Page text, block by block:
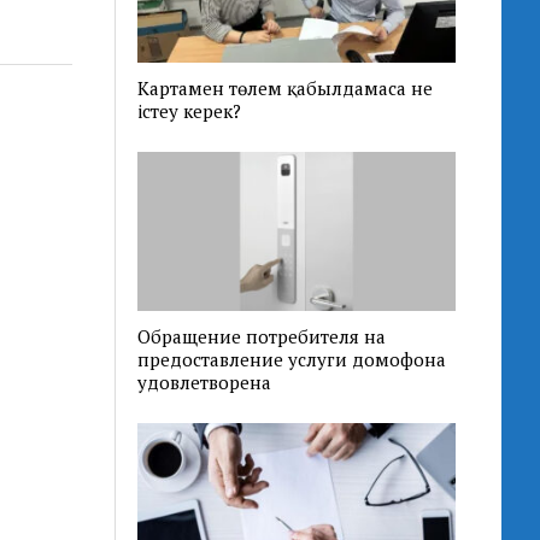
Картамен төлем қабылдамаса не
істеу керек?
Обращение потребителя на
предоставление услуги домофона
удовлетворена